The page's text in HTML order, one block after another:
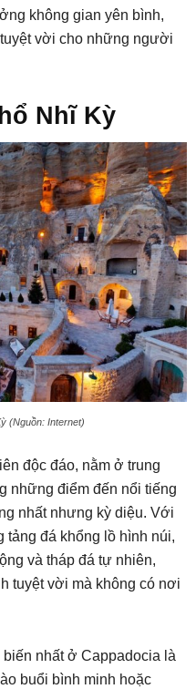
không gian yên bình,
vời cho những người
Nhĩ Kỳ
(Nguồn: Internet)
độc đáo, nằm ở trung
những điểm đến nổi tiếng
nhất nhưng kỳ diệu. Với
tảng đá khổng lồ hình núi,
và tháp đá tự nhiên,
tuyệt vời mà không có nơi
nhất ở Cappadocia là
buổi bình minh hoặc